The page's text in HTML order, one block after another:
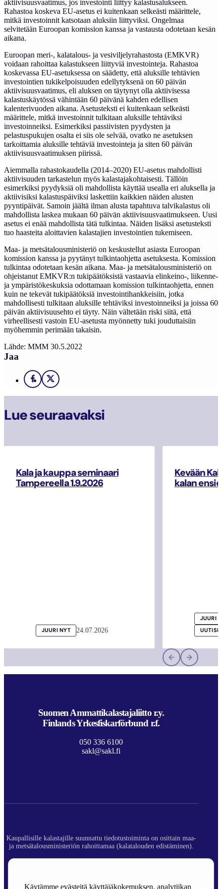
Käytämme evästeitä käyttäjäkokemuksen, analytiikan
aktiivisuusvaatimus, jos investointi liittyy kalastusalukseen.
Rahastoa koskeva EU-asetus ei kuitenkaan selkeästi määrittele,
mitkä investoinnit katsotaan aluksiin liittyviksi. Ongelmaa
selvitetään Euroopan komission kanssa ja vastausta odotetaan kesän
aikana.
Euroopan meri-, kalatalous- ja vesiviljelyrahastosta (EMKVR)
voidaan rahoittaa kalastukseen liittyviä investointeja. Rahastoa
koskevassa EU-asetuksessa on säädetty, että aluksille tehtävien
investointien tukikelpoisuuden edellytyksenä on 60 päivän
aktiivisuusvaatimus, eli aluksen on täytynyt olla aktiivisessa
kalastuskäytössä vähintään 60 päivänä kahden edellisen
kalenterivuoden aikana. Asetusteksti ei kuitenkaan selkeästi
määrittele, mitkä investoinnit tulkitaan aluksille tehtäviksi
investoinneiksi. Esimerkiksi passiivisten pyydysten ja
pelastuspukujen osalta ei siis ole selvää, ovatko ne asetuksen
tarkoittamia aluksille tehtäviä investointeja ja siten 60 päivän
aktiivisuusvaatimuksen piirissä.
Aiemmalla rahastokaudella (2014–2020) EU-asetus mahdollisti
aktiivisuuden tarkastelun myös kalastajakohtaisesti. Tällöin
esimerkiksi pyydyksiä oli mahdollista käyttää usealla eri aluksella ja
aktiivisiksi kalastuspäiviksi laskettiin kaikkien näiden alusten
pyyntipäivät. Samoin jäältä ilman alusta tapahtuva talvikalastus oli
mahdollista laskea mukaan 60 päivän aktiivisuusvaatimukseen. Uusi
asetus ei enää mahdollista tätä tulkintaa. Näiden lisäksi asetusteksti
tuo haasteita aloittavien kalastajien investointien tukemiseen.
Maa- ja metsätalousministeriö on keskustellut asiasta Euroopan
komission kanssa ja pyytänyt tulkintaohjetta asetuksesta. Komission
tulkintaa odotetaan kesän aikana. Maa- ja metsätalousministeriö on
ohjeistanut EMKVR:n tukipäätöksistä vastaavia elinkeino-, liikenne-
ja ympäristökeskuksia odottamaan komission tulkintaohjetta, ennen
kuin ne tekevät tukipäätöksiä investointihankkeisiin, jotka
mahdollisesti tulkitaan aluksille tehtäviksi investoinneiksi ja joissa 60
päivän aktiivisuusehto ei täyty. Näin vältetään riski siitä, että
virheellisesti vastoin EU-asetusta myönnetty tuki jouduttaisiin
myöhemmin perimään takaisin.
Lähde: MMM 30.5.2022
Jaa
Facebook
X
Lue seuraavaksi
Kala ja kauppa seminaari
Tampereella 1.9.2026
JUURI NYT 24.07.2026
Kevään
kalan
JUURI
Suomen Ammattikalastajaliitto r.y.
Finlands Yrkesfiskarförbund r.f.
050 336 6100
sakl@sakl.fi
Kaupallisille kalastajille suunnattu tiedotustoiminta on osittain maa-
ja metsätalousministeriön rahoittamaa (kalatalouden edistäminen).
Rekisteriseloste